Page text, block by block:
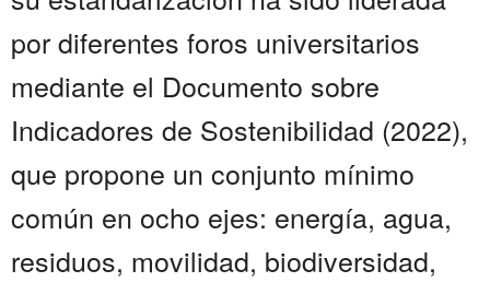
por diferentes foros universitarios
mediante el Documento sobre
Indicadores de Sostenibilidad (2022),
que propone un conjunto mínimo
común en ocho ejes: energía, agua,
residuos, movilidad, biodiversidad,